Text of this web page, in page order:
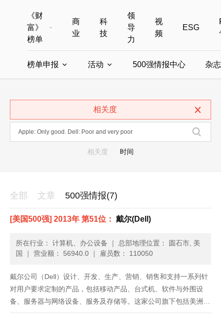
《财
富》
榜单
全部榜单
中国最具影响力商界女性
商
业
科
技
领
导
力
视
频
ESG
榜单申报 活动 500强情报中心 杂
相关度
相关度 时间
全部 文章 500强情报(7)
[美国500强] 2013年 第51位： 戴尔(Dell)
所在行业： 计算机、办公设备 ｜ 总部地理位置： 圆石市, 美
国
｜ 营业额： 56940.0 ｜ 雇员数： 110050
戴尔公司（Dell）设计、开发、生产、营销、销售和支持一系列针
对用户要求定制的产品，包括移动产品、台式机、软件与外围设
备、服务器与网络设备、服务及存储等。这家公司旗下包括美洲业
务部、欧洲、中东及非洲业务部、亚太及日本业务部，以及全球消